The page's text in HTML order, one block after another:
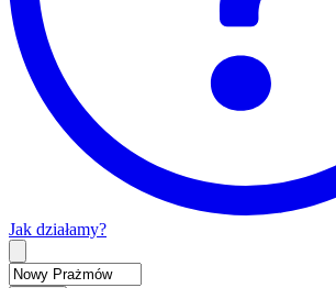
Jak działamy?